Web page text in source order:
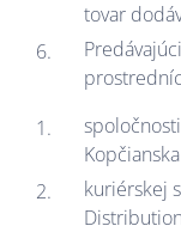
tovar
spoločnosti
kuriérskej